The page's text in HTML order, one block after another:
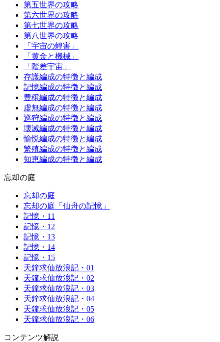
第五世界の攻略
第六世界の攻略
第七世界の攻略
第八世界の攻略
「宇宙の蝗害」
「黄金と機械」
「階差宇宙」
存護編成の特徴と編成
記憶編成の特徴と編成
豊穣編成の特徴と編成
虚無編成の特徴と編成
巡狩編成の特徴と編成
壊滅編成の特徴と編成
愉悦編成の特徴と編成
繁殖編成の特徴と編成
知恵編成の特徴と編成
忘却の庭
忘却の庭
忘却の庭「仙舟の記憶」
記憶・11
記憶・12
記憶・13
記憶・14
記憶・15
天鐘求仙放浪記・01
天鐘求仙放浪記・02
天鐘求仙放浪記・03
天鐘求仙放浪記・04
天鐘求仙放浪記・05
天鐘求仙放浪記・06
コンテンツ解説